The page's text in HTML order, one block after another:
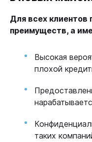
Для всех клиентов
преимуществ, а
Высокая
плохой
таких